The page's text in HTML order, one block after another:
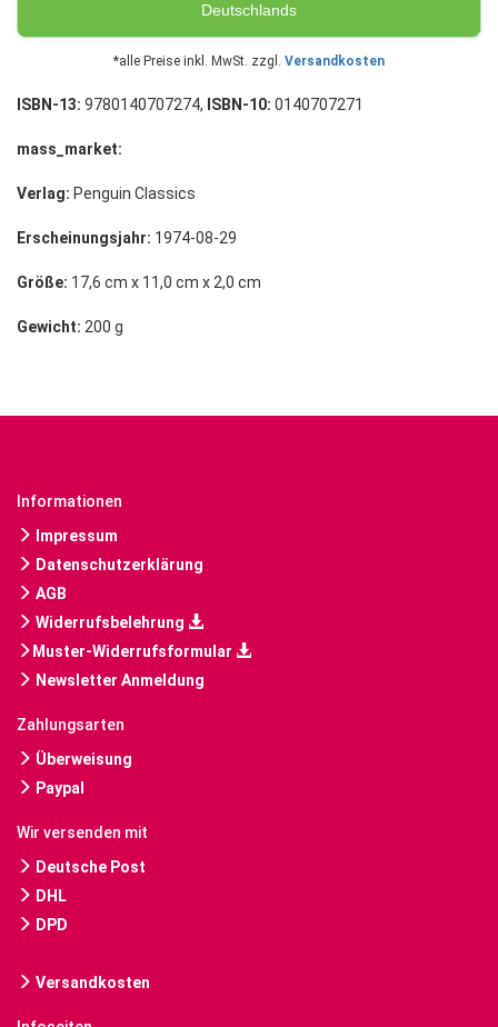
Deutschlands
*alle Preise inkl. MwSt. zzgl. Versandkosten
ISBN-13: 9780140707274, ISBN-10: 0140707271
mass_market:
Verlag: Penguin Classics
Erscheinungsjahr: 1974-08-29
Größe: 17,6 cm x 11,0 cm x 2,0 cm
Gewicht: 200 g
Informationen
Impressum
Datenschutzerklärung
AGB
Widerrufsbelehrung
Muster-Widerrufsformular
Newsletter Anmeldung
Zahlungsarten
Überweisung
Paypal
Wir versenden mit
Deutsche Post
DHL
DPD
Versandkosten